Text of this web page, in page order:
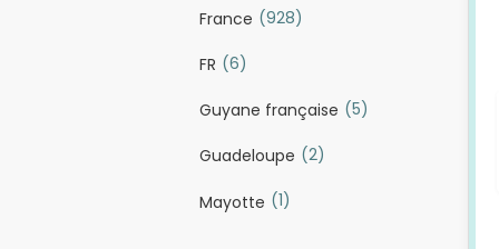
France (928)
FR (6)
Guyane française (5)
Guadeloupe (2)
Mayotte (1)